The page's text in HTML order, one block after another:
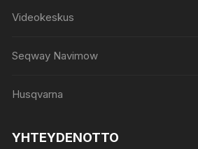
Videokeskus
Seqway Navimow
Husqvarna
YHTEYDENOTTO